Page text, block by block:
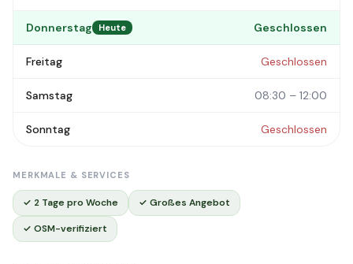
Donnerstag Heute Geschlossen
Freitag Geschlossen
Samstag 08:30 – 12:00
Sonntag Geschlossen
MERKMALE & SERVICES
✓ 2 Tage pro Woche ✓ Großes Angebot
✓ OSM-verifiziert